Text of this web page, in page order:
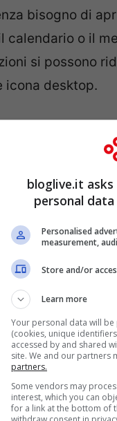
bisogno di
calendario o il
si possono
icona desktop.
qualsiasi
Personalizza
.
di app e
e
di sfondo
tutti gli
invece
inoltre è
frequenza
solo in questa
bloglive.it
personal
Personalised
measurement,
Store and/or
Learn more
Your personal data will
(cookies, unique
accessed by and shared
site. We and our partners
partners.
Some vendors may
interest, which you can
for a link at the bottom of